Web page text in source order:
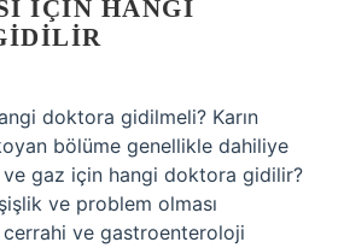
IÇIN HANGI
doktora gidilmeli? Karın
koyan bölüme genellikle dahiliye
ve gaz için hangi doktora gidilir?
ve problem olması
ve gastroenteroloji